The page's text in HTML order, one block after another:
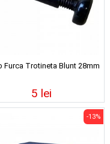
Furca Trotineta Blunt 28mm
5 lei
-13%